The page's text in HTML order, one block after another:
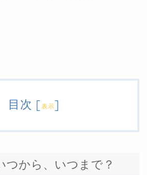
目次 [表示]
つから、いつまで？